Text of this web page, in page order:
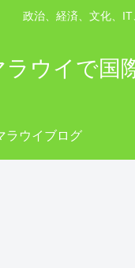
政治、経済、文化、
ラウイで国
ラウイブログ